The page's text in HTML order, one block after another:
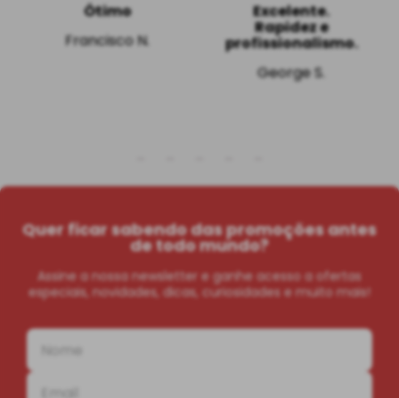
Ótimo
Francisco N.
Excelente.
Rapidez e
profissionalismo.
George S.
Quer ficar sabendo das promoções antes
de todo mundo?
Assine a nossa newsletter e ganhe acesso a ofertas
especiais, novidades, dicas, curiosidades e muito mais!